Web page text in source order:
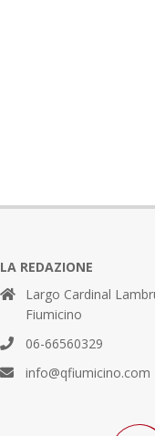
LA REDAZIONE
Largo Cardinal
Fiumicino
06-66560329
info@qfiumicino.com